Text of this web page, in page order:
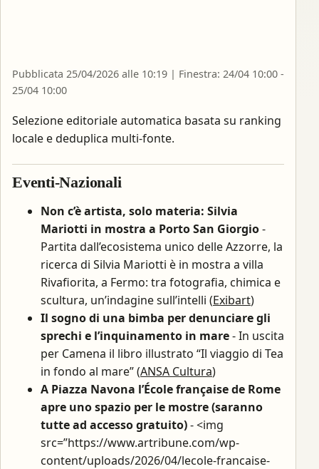
Pubblicata 25/04/2026 alle 10:19 | Finestra: 24/04 10:00 -
25/04 10:00
Selezione editoriale automatica basata su ranking
locale e deduplica multi-fonte.
Eventi-Nazionali
Non c’è artista, solo materia: Silvia
Mariotti in mostra a Porto San Giorgio-
Partita dall’ecosistema unico delle Azzorre, la
ricerca di Silvia Mariotti è in mostra a villa
Rivafiorita, a Fermo: tra fotografia, chimica e
scultura, un’indagine sull’intelli (Exibart)
Il sogno di una bimba per denunciare gli
sprechi e l’inquinamento in mare- In uscita
per Camena il libro illustrato “Il viaggio di Tea
in fondo al mare” (ANSA Cultura)
A Piazza Navona l’École française de Rome
apre uno spazio per le mostre (saranno
tutte ad accesso gratuito)- <img
src=”https://www.artribune.com/wp-
content/uploads/2026/04/lecole-francaise-